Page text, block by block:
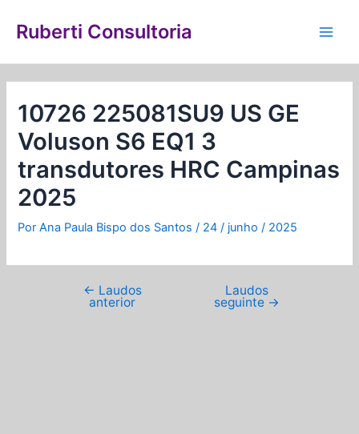
para
conteúdo
Ruberti Consultoria
10726 225081SU9 US GE
Voluson S6 EQ1 3
transdutores HRC Campinas
2025
PorAna Paula Bispo dos Santos/ 24 / junho / 2025
de
← Laudos
anterior
Laudos
seguinte →